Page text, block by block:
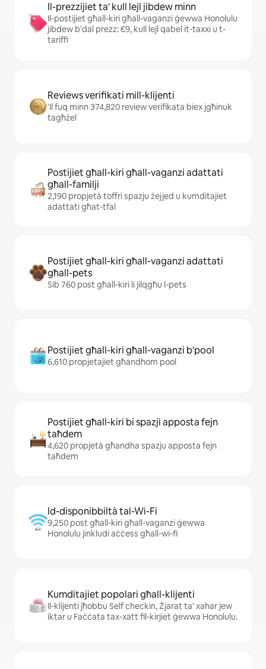
Il-prezzijiet ta' kull lejl jibdew minn
Il-postijiet għall-kiri għall-vaganzi ġewwa Honolulu
jibdew b'dal prezz: €9, kull lejl qabel it-taxxi u t-
tariffi
Reviews verifikati mill-klijenti
'Il fuq minn 374,820 review verifikata biex jgħinuk
tagħżel
Postijiet għall-kiri għall-vaganzi adattati
għall-familji
2,190 propjetà toffri spazju żejjed u kumditajiet
adattati għat-tfal
Postijiet għall-kiri għall-vaganzi adattati
għall-pets
Sib 760 post għall-kiri li jilqgħu l-pets
Postijiet għall-kiri għall-vaganzi b'pool
6,610 propjetajiet għandhom pool
Postijiet għall-kiri bi spazji apposta fejn
taħdem
4,620 propjetà għandha spazju apposta fejn
taħdem
Id-disponibbiltà tal-Wi-Fi
9,250 post għall-kiri għall-vaganzi ġewwa
Honolulu jinkludi aċċess għall-wi-fi
Kumditajiet popolari għall-klijenti
Il-klijenti jħobbu Self checkin, Żjarat ta' xahar jew
iktar u Faċċata tax-xatt fil-kirjiet ġewwa Honolulu.